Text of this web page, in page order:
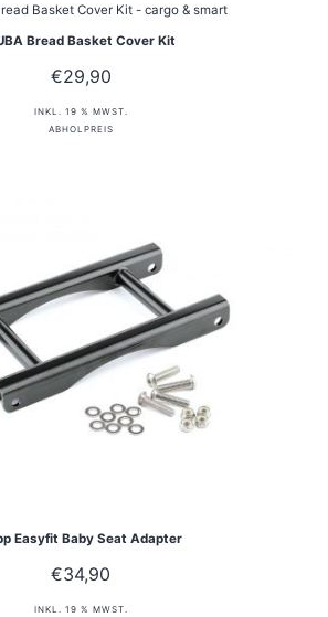
Bread Basket Cover Kit
€29,90
INKL. 19 % MWST.
ABHOLPREIS
Easyfit Baby Seat Adapter
€34,90
INKL. 19 % MWST.